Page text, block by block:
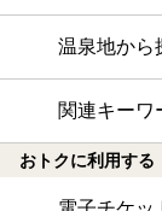
温泉地から
関連キーワ
おトクに利用する